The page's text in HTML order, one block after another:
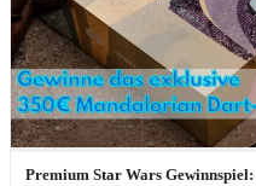
Premium Star Wars